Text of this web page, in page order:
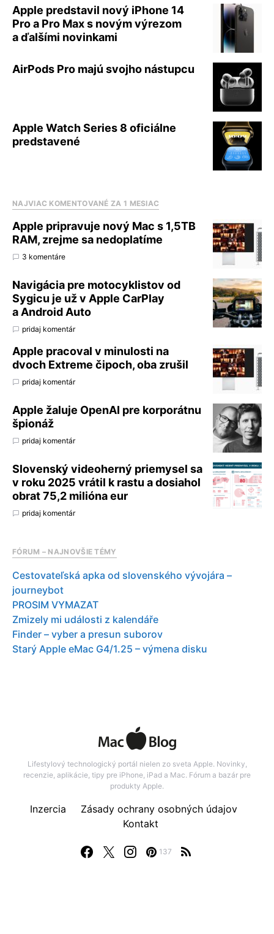
Apple predstavil nový iPhone 14
Pro a Pro Max s novým výrezom
a ďalšími novinkami
AirPods Pro majú svojho nástupcu
Apple Watch Series 8 oficiálne
predstavené
NAJVIAC KOMENTOVANÉ ZA 1 MESIAC
Apple pripravuje nový Mac s 1,5TB
RAM, zrejme sa nedoplatíme
3 komentáre
Navigácia pre motocyklistov od
Sygicu je už v Apple CarPlay
a Android Auto
pridaj komentár
Apple pracoval v minulosti na
dvoch Extreme čipoch, oba zrušil
pridaj komentár
Apple žaluje OpenAI pre korporátnu
špionáž
pridaj komentár
Slovenský videoherný priemysel sa
v roku 2025 vrátil k rastu a dosiahol
obrat 75,2 milióna eur
pridaj komentár
FÓRUM – NAJNOVŠIE TÉMY
Cestovateľská apka od slovenského vývojára –
journeybot
PROSIM VYMAZAT
Zmizely mi události z kalendáře
Finder – vyber a presun suborov
Starý Apple eMac G4/1.25 – výmena disku
Lifestylový technologický portál nielen zo sveta Apple. Novinky,
recenzie, aplikácie, tipy pre iPhone, iPad a Mac. Fórum a bazár pre
produkty Apple.
137
Inzercia
Zásady ochrany osobných údajov
Kontakt